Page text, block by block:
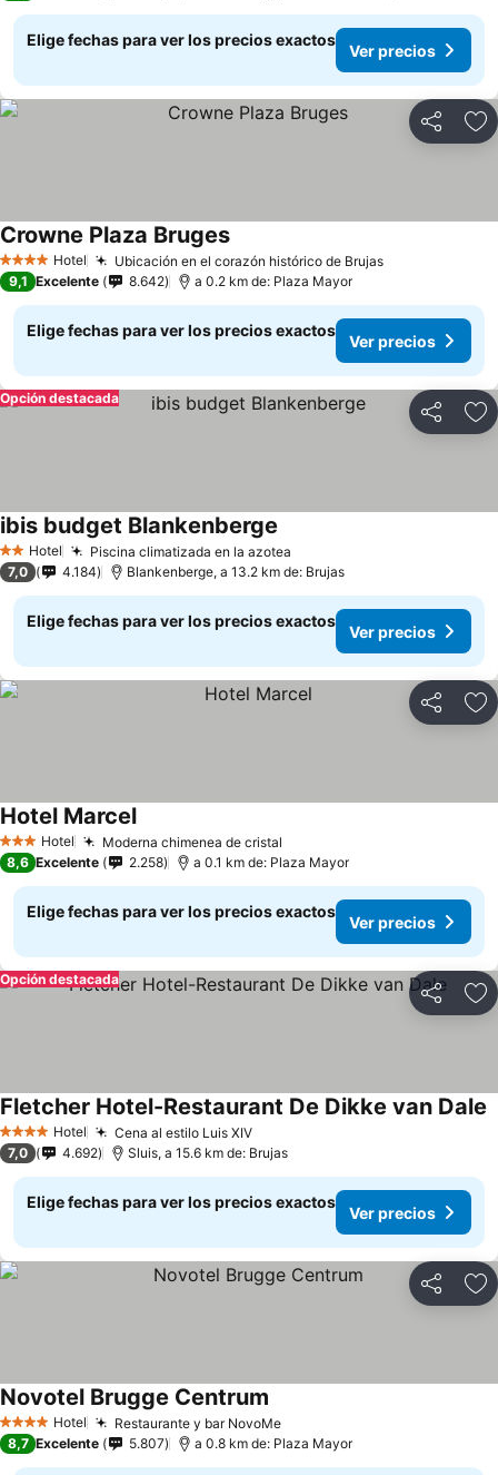
Elige fechas para ver los precios exactos
Ver precios
Compartir
4 EstrellasHotel Ubicación en el corazón histórico de BrujasVer precios
Crowne Plaza BrugesVer precios
9,1 Excelente 8.642 a 0.2 km de: Plaza Mayor
Elige fechas para ver los precios exactos
Ver precios
Compartir
Opción destacada
2 Estrellas
Hotel Piscina climatizada en la azotea
ibis budget Blankenberge
7,0 4.184 Blankenberge, a 13.2 km de: Brujas
Elige fechas para ver los precios exactos
Ver precios
Compartir
3 Estrellas
Hotel Moderna chimenea de cristal
Hotel MarcelVer precios
8,6 Excelente 2.258 a 0.1 km de: Plaza Mayor
Elige fechas para ver los precios exactos
Ver precios
Compartir
Opción destacada
4 EstrellasHotel Cena al estilo Luis XIVVer precios
Fletcher Hotel-Restaurant De Dikke van Dale
7,0 4.692 Sluis, a 15.6 km de: Brujas
Elige fechas para ver los precios exactos
Ver precios
Compartir
4 EstrellasHotel Restaurante y bar NovoMeVer precios
Novotel Brugge Centrum
8,7 Excelente 5.807 a 0.8 km de: Plaza Mayor